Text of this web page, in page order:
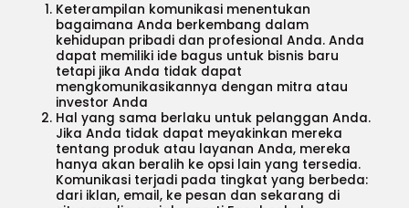
Keterampilan komunikasi menentukan
bagaimana Anda berkembang dalam
kehidupan pribadi dan profesional Anda. Anda
dapat memiliki ide bagus untuk bisnis baru
tetapi jika Anda tidak dapat
mengkomunikasikannya dengan mitra atau
investor Anda
Hal yang sama berlaku untuk pelanggan Anda.
Jika Anda tidak dapat meyakinkan mereka
tentang produk atau layanan Anda, mereka
hanya akan beralih ke opsi lain yang tersedia.
Komunikasi terjadi pada tingkat yang berbeda:
dari iklan, email, ke pesan dan sekarang di